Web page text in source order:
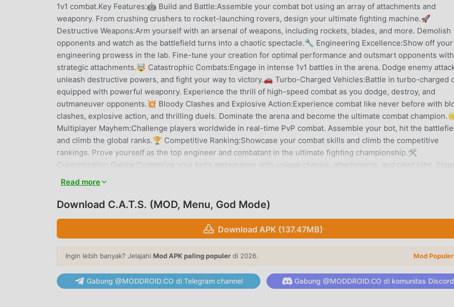
1v1 combat.Key Features:🤖 Build and Battle:Assemble your combat bot using an array of attachments and
weaponry. From crushing crushers to rocket-launching rovers, design your ultimate fighting machine.🚀
Destructive Weapons:Arm yourself with an arsenal of weapons, including rockets, blades, and more. Demolish
opponents and watch as the battlefield turns into a chaotic spectacle.🔧 Engineering Excellence:Show off your
engineering prowess in the lab. Fine-tune your creation for optimal performance and outsmart opponents with
strategic attachments.🤯 Catastrophic Combats:Engage in intense 1v1 battles in the arena. Dodge enemy
unleash destructive powers, and fight your way to victory.🚗 Turbo-Charged Vehicles:Battle in turbo-charged
equipped with powerful weaponry. Experience the thrill of high-speed combat as you dodge, destroy, and
outmaneuver opponents.💥 Bloody Clashes and Explosive Action:Experience combat like never before with
clashes, explosive action, and thrilling duels. Dominate the arena and become the ultimate combat
Multiplayer Mayhem:Challenge players worldwide in real-time PvP combat. Assemble your bot, hit the
and climb the global ranks.🏆 Competitive Ranking:Showcase your combat skills and climb the competitive
rankings. Prove yourself as the top engineer and combatant in the ultimate fighting championship.🛠️
Customization Galore:Customize your bot's appearance with unique chassis, attachments, and paint jobs.
creativity in the ultimate robot combat arena!
C.A.T.S. Sebagai game action yang sangat populer baru-baru ini, game ini mendapatkan banyak penggemar di
apk gratis terbesar di dunia -- moddroid adalah pilihan terbaik Anda. moddroid tidak hanya memberi Anda versi
terbaru dariC.A.T.S.3.30gratis, tetapi juga menyediakan Menu, God Mode mod gratis, membantu Anda
tugas mekanis yang berulang dalam gim, sehingga Anda dapat fokus menikmati kesenangan yang dibawa oleh
Read more
Download C.A.T.S. (MOD, Menu, God Mode)
Download APK (137.47MB)
Ingin lebih banyak? Jelajahi Mod APK paling populer di 2026. Mod
Gabung @MODDROID.CO di Telegram channel Gabung @MODDROID.CO di komunitas Discord